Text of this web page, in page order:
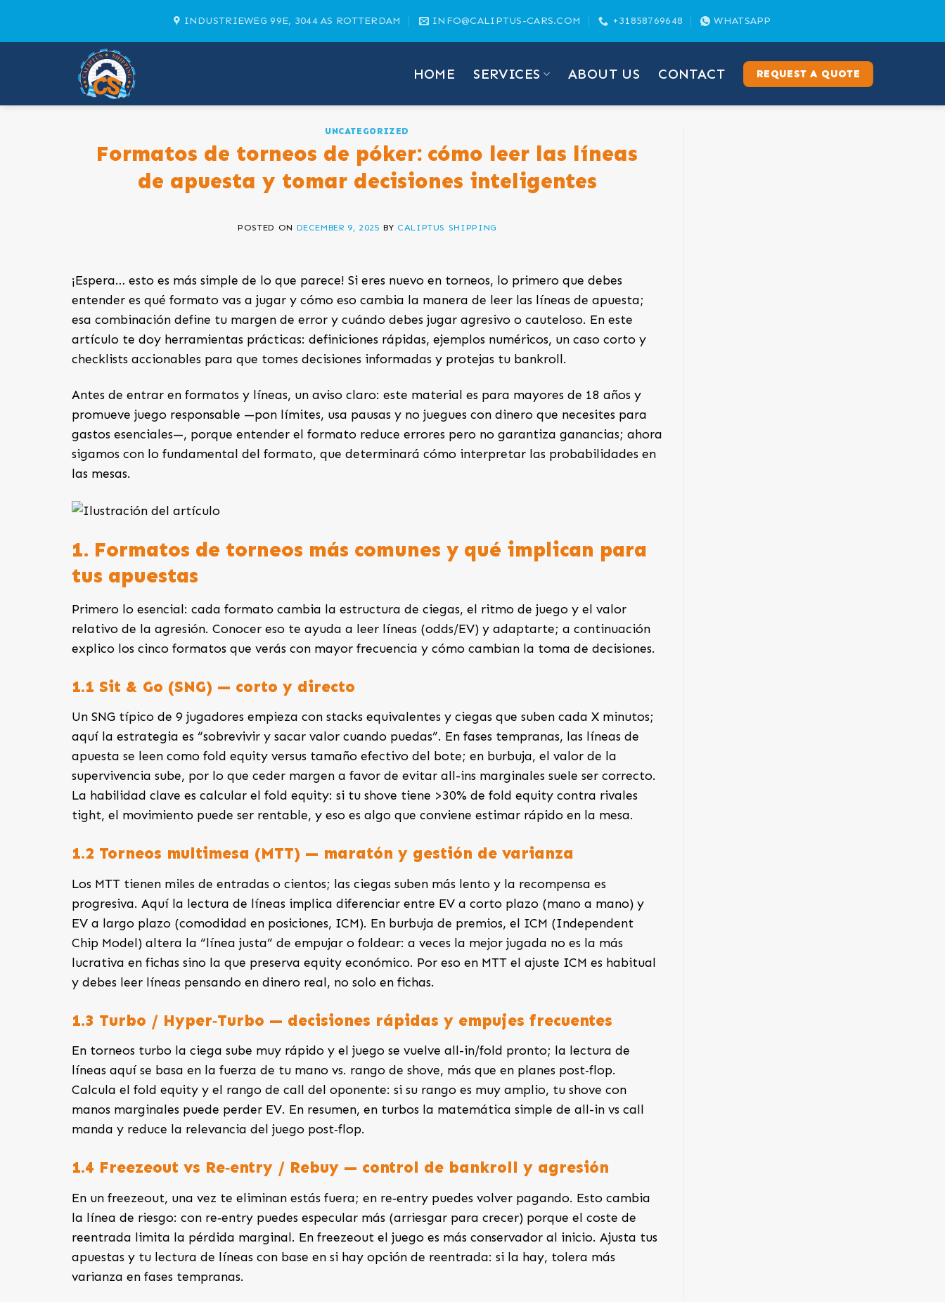
INDUSTRIEWEG 99E, 3044 AS ROTTERDAM INFO@CALIPTUS-CARS.COM +31858769648 WHATSAPP
HOME SERVICES ABOUT US CONTACT REQUEST A QUOTE
UNCATEGORIZED
Formatos de torneos de póker: cómo leer las líneas
de apuesta y tomar decisiones inteligentes
POSTED ON DECEMBER 9, 2025 BY CALIPTUS SHIPPING
¡Espera… esto es más simple de lo que parece! Si eres nuevo en torneos, lo primero que debes
entender es qué formato vas a jugar y cómo eso cambia la manera de leer las líneas de apuesta;
esa combinación define tu margen de error y cuándo debes jugar agresivo o cauteloso. En este
artículo te doy herramientas prácticas: definiciones rápidas, ejemplos numéricos, un caso corto y
checklists accionables para que tomes decisiones informadas y protejas tu bankroll.
Antes de entrar en formatos y líneas, un aviso claro: este material es para mayores de 18 años y
promueve juego responsable —pon límites, usa pausas y no juegues con dinero que necesites para
gastos esenciales—, porque entender el formato reduce errores pero no garantiza ganancias; ahora
sigamos con lo fundamental del formato, que determinará cómo interpretar las probabilidades en
las mesas.
1. Formatos de torneos más comunes y qué implican para
tus apuestas
Primero lo esencial: cada formato cambia la estructura de ciegas, el ritmo de juego y el valor
relativo de la agresión. Conocer eso te ayuda a leer líneas (odds/EV) y adaptarte; a continuación
explico los cinco formatos que verás con mayor frecuencia y cómo cambian la toma de decisiones.
1.1 Sit & Go (SNG) — corto y directo
Un SNG típico de 9 jugadores empieza con stacks equivalentes y ciegas que suben cada X minutos;
aquí la estrategia es “sobrevivir y sacar valor cuando puedas”. En fases tempranas, las líneas de
apuesta se leen como fold equity versus tamaño efectivo del bote; en burbuja, el valor de la
supervivencia sube, por lo que ceder margen a favor de evitar all-ins marginales suele ser correcto.
La habilidad clave es calcular el fold equity: si tu shove tiene >30% de fold equity contra rivales
tight, el movimiento puede ser rentable, y eso es algo que conviene estimar rápido en la mesa.
1.2 Torneos multimesa (MTT) — maratón y gestión de varianza
Los MTT tienen miles de entradas o cientos; las ciegas suben más lento y la recompensa es
progresiva. Aquí la lectura de líneas implica diferenciar entre EV a corto plazo (mano a mano) y
EV a largo plazo (comodidad en posiciones, ICM). En burbuja de premios, el ICM (Independent
Chip Model) altera la “línea justa” de empujar o foldear: a veces la mejor jugada no es la más
lucrativa en fichas sino la que preserva equity económico. Por eso en MTT el ajuste ICM es habitual
y debes leer líneas pensando en dinero real, no solo en fichas.
1.3 Turbo / Hyper‑Turbo — decisiones rápidas y empujes frecuentes
En torneos turbo la ciega sube muy rápido y el juego se vuelve all-in/fold pronto; la lectura de
líneas aquí se basa en la fuerza de tu mano vs. rango de shove, más que en planes post‑flop.
Calcula el fold equity y el rango de call del oponente: si su rango es muy amplio, tu shove con
manos marginales puede perder EV. En resumen, en turbos la matemática simple de all-in vs call
manda y reduce la relevancia del juego post‑flop.
1.4 Freezeout vs Re‑entry / Rebuy — control de bankroll y agresión
En un freezeout, una vez te eliminan estás fuera; en re‑entry puedes volver pagando. Esto cambia
la línea de riesgo: con re‑entry puedes especular más (arriesgar para crecer) porque el coste de
reentrada limita la pérdida marginal. En freezeout el juego es más conservador al inicio. Ajusta tus
apuestas y tu lectura de líneas con base en si hay opción de reentrada: si la hay, tolera más
varianza en fases tempranas.